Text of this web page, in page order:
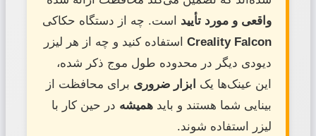
واقعی و مورد تأیید است. چه از دستگاه حکاکی
Creality Falcon استفاده کنید و چه از هر لیزر
دیودی دیگر در محدوده طول موج ذکر شده،
این عینک‌ها یک
ابزار ضروری برای محافظت از
بینایی شما هستند و باید همیشه در حین کار با
لیزر استفاده شوند.